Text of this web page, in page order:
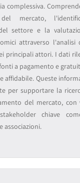
complessiva.
mercato,
settore e la
attraverso
principali attori. I dati
a pagamento e
affidabile. Queste
per supportare la
del mercato, con
chiave
associazioni.